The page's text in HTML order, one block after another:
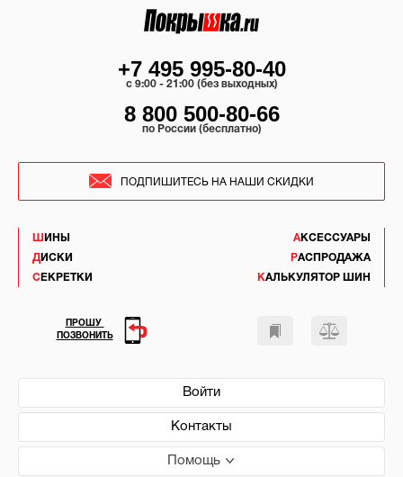
ШИНЫ
ДИСКИ
СЕКРЕТКИ
АКСЕССУАРЫ
РАСПРОДАЖА
КАЛЬКУЛЯТОР ШИН
Войти
Контакты
Помощь
+7 495 995-80-40
c 9:00 - 21:00 (без выходных)
8 800 500-80-66
по России (бесплатно)
ПОДПИШИТЕСЬ НА НАШИ СКИДКИ
ПРОШУ
ПОЗВОНИТЬ